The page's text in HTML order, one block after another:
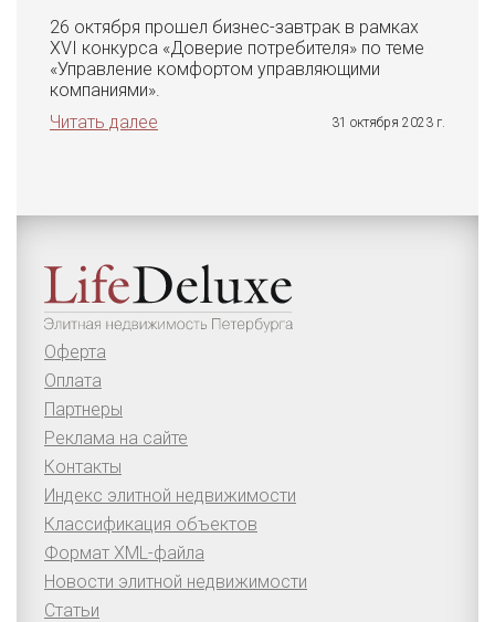
26 октября прошел бизнес-завтрак в рамках
XVI конкурса «Доверие потребителя» по теме
«Управление комфортом управляющими
компаниями».
Читать далее
31 октября 2023 г.
Оферта
Оплата
Партнеры
Реклама на сайте
Контакты
Индекс элитной недвижимости
Классификация объектов
Формат XML-файла
Новости элитной недвижимости
Статьи